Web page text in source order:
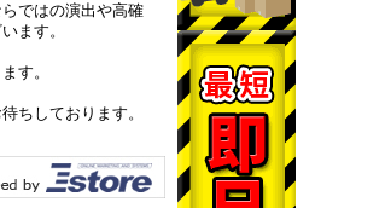
ではの演出や高確
ます。
す。
ちしております。